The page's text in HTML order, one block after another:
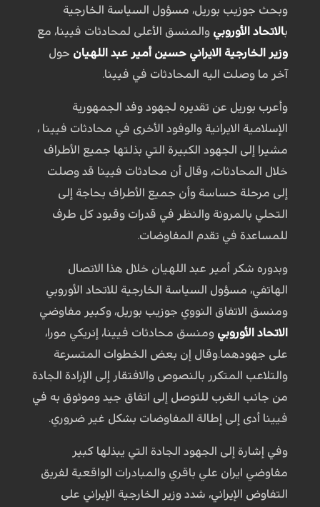
وبحث جوزيب بوريل، مسؤول السياسة الخارجية
بالاتحاد الأوروبي والمنسق الأعلى لمحادثات فيينا، مع
وزير الخارجية الايراني حسين أمير عبد اللهيان حول
آخر ما وصلت اليه المحادثات في فيينا.
وأعرب بوريل عن تقديره لجهود وفد الجمهورية
الإسلامية الايرانية والوفود الأخرى في محادثات فيينا ،
مشيرا إلى الجهود الكبيرة التي بذلتها جميع الأطراف
خلال المحادثات، وقال أن محادثات فيينا قد وصلت
إلى مرحلة حساسة وأن جميع الأطراف بحاجة إلى
التحلي بالمرونة والنظر في قدرات وقيود كل طرف
للمساعدة في تقدم المفاوضات.
وبدوره شكر أمير عبد اللهيان خلال هذا الاتصال
الهاتفي، مسؤول السياسة الخارجية للاتحاد الأوروبي
ومنسق الاتفاق النووي جوزيب بوريل، وكبير مفاوضي
الاتحاد الأوروبي ومنسق محادثات فيينا، إنريكي مورا،
على جهودهما.وقال إن بعض الخطوات المتسرعة
والتلاعب المتكرر بالنصوص والافتقار إلى الإرادة الجادة
من جانب الغرب للتوصل إلى اتفاق جيد وموثوق به في
فيينا أدى إلى إطالة المفاوضات بشكل غير ضروري.
وفي إشارة إلى الجهود الجادة التي يبذلها كبير
مفاوضي ايران علي باقري والمبادرات الواقعية لفريق
التفاوض الإيراني، شدد وزير الخارجية الإيراني على